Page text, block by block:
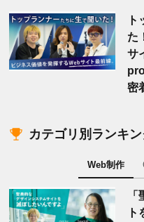
た
サ
密
カテゴリ別ランキ
Web制作